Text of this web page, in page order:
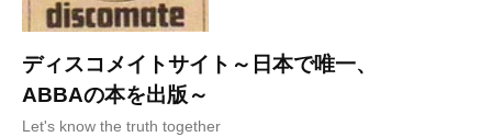
ディスコメイトサイト～日本で唯一、
ABBAの本を出版～
Let's know the truth together